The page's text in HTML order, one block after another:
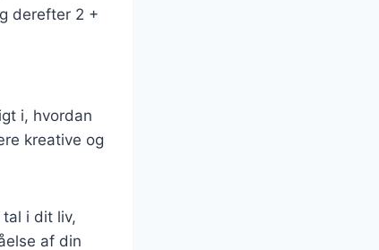
derefter 2 +
i, hvordan
kreative og
i dit liv,
af din